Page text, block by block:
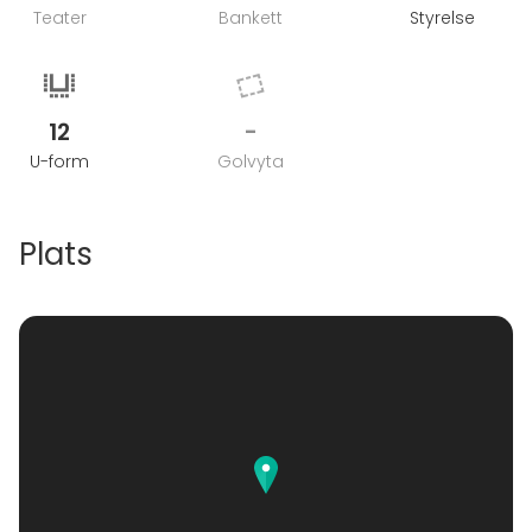
Teater Bankett Styrelse
12
U-form
-
Golvyta
Plats